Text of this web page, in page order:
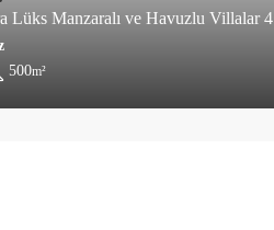
Lüks Manzaralı ve Havuzlu Villalar 4
500m²